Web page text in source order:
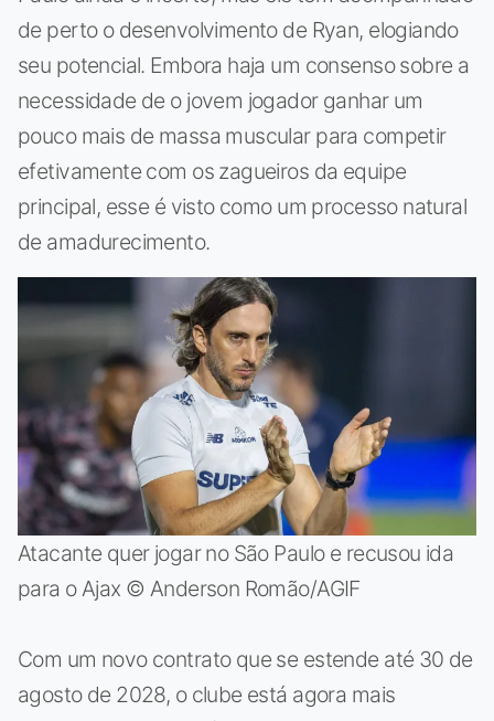
de perto o desenvolvimento de Ryan, elogiando
seu potencial. Embora haja um consenso sobre a
necessidade de o jovem jogador ganhar um
pouco mais de massa muscular para competir
efetivamente com os zagueiros da equipe
principal, esse é visto como um processo natural
de amadurecimento.
Atacante quer jogar no São Paulo e recusou ida
para o Ajax © Anderson Romão/AGIF
Com um novo contrato que se estende até 30 de
agosto de 2028, o clube está agora mais